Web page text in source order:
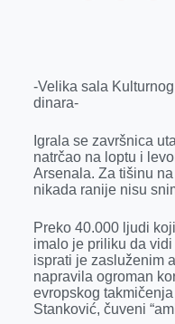
b
o
k
e
g
e
r
e
I
n
-Velika sala
dinara-
Igrala se završnica
natrčao na loptu i
Arsenala. Za tišinu
nikada ranije nisu
Preko 40.000 ljudi
imalo je priliku da
isprati je zasluženim
napravila ogroman
evropskog
Stanković, čuveni